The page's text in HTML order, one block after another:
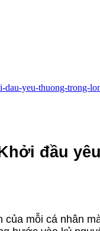
yeu-thuong-trong-
đầu
mỗi cá nhân